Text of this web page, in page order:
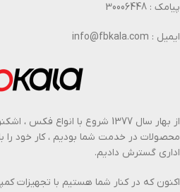
پیامک : 30006448
ایمیل : info@fbkala.com
از بهار سال 1377 شروع با انواع
محصولات در خدمت شما بودیم ، کار خود را
اداری گسترش دادیم.
اکنون که در کنار شما هستیم با تجهیزات